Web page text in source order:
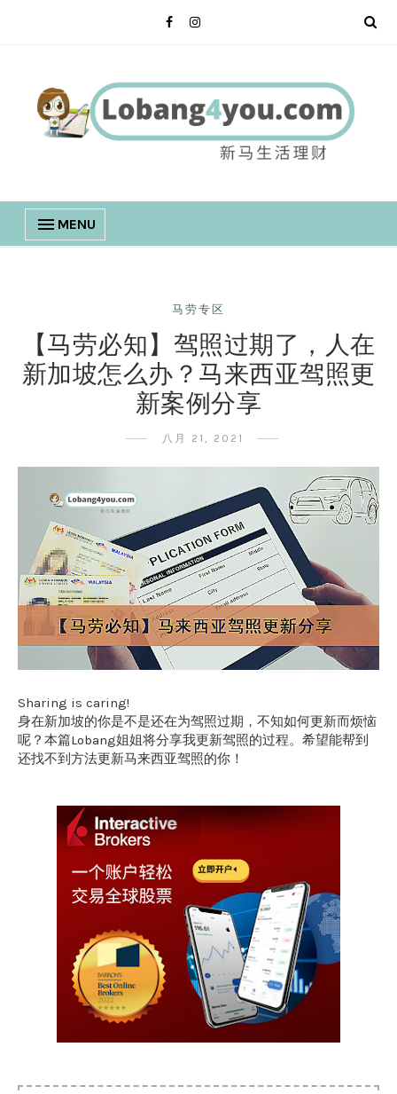
MENU
马劳专区
【马劳必知】驾照过期了，人在
新加坡怎么办？马来西亚驾照更
新案例分享
八月 21, 2021
Sharing is caring!
身在新加坡的你是不是还在为驾照过期，不知如何更新而烦恼
呢？本篇Lobang姐姐将分享我更新驾照的过程。希望能帮到
还找不到方法更新马来西亚驾照的你！